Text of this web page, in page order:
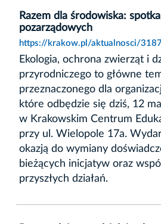
Razem dla środowiska:
pozarządowych
https://krakow.pl/aktualnosci/
Ekologia, ochrona zwierząt i
przyrodniczego to główne
przeznaczonego dla
które odbędzie się dziś, 12
w Krakowskim Centrum
przy ul. Wielopole 17a.
okazją do wymiany
bieżących inicjatyw oraz
przyszłych działań.